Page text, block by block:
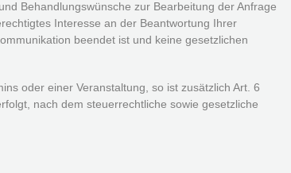
Behandlungswünsche zur Bearbeitung der Anfrage
Interesse an der Beantwortung Ihrer
beendet ist und keine gesetzlichen
oder einer Veranstaltung, so ist zusätzlich Art. 6
nach dem steuerrechtliche sowie gesetzliche